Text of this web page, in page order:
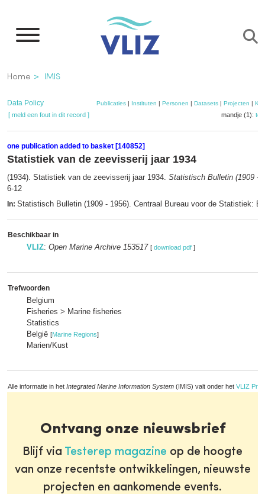
naar
inhoud
gaan
Kruimelpad
Home IMIS
Data Policy Publicaties | Instituten | Personen | Datasets | Projecten |
[ meld een fout in dit record ] mandje (1):
one publication added to basket [140852]
Statistiek van de zeevisserij jaar 1934
(1934). Statistiek van de zeevisserij jaar 1934. Statistisch Bulletin (1909 -
6-12
In: Statistisch Bulletin (1909 - 1956). Centraal Bureau voor de Statistiek:
Beschikbaar in
VLIZ: Open Marine Archive 153517 [ download pdf ]
Trefwoorden
Belgium
Fisheries > Marine fisheries
Statistics
België [Marine Regions]
Marien/Kust
Alle informatie in het Integrated Marine Information System (IMIS) valt onder het VLIZ
Ontvang onze nieuwsbrief
Blijf via Testerep magazine op de hoogte
van onze recentste ontwikkelingen, nieuwste
projecten en aankomende events.